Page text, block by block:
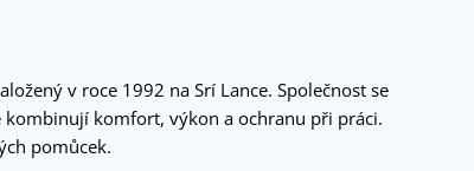
v roce 1992 na Srí Lance. Společnost se
kombinují komfort, výkon a ochranu při práci.
pomůcek.